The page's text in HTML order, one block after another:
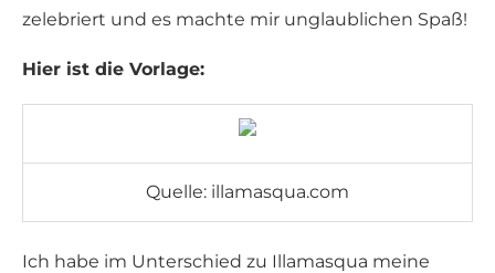
zelebriert und es machte mir unglaublichen Spaß!
Hier ist die Vorlage:
Quelle: illamasqua.com
Ich habe im Unterschied zu Illamasqua meine